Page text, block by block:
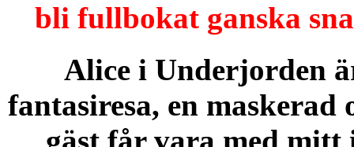
bli fullbokat ganska
Alice i Underjorden
fantasiresa, en